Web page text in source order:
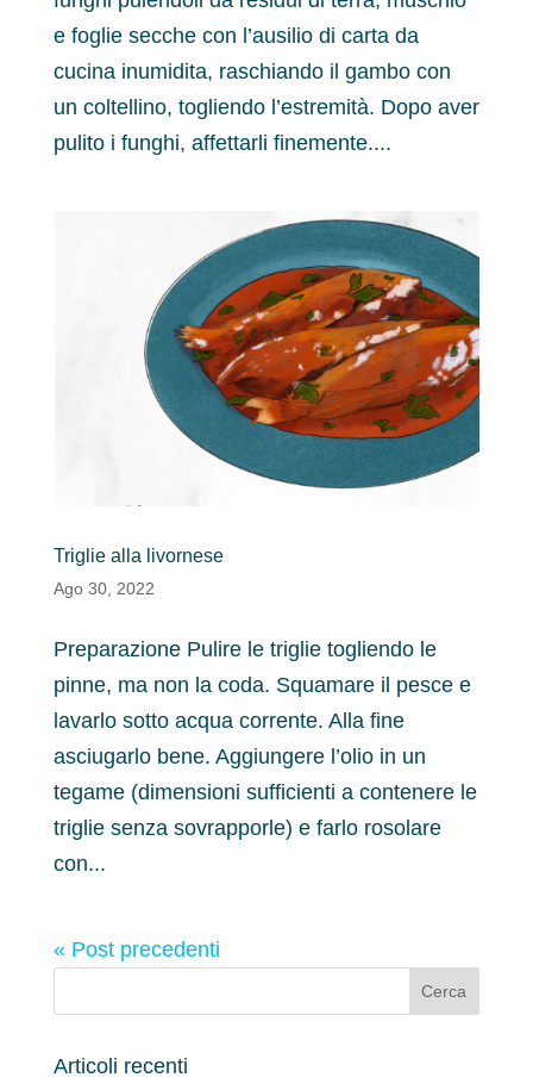
e foglie secche con l’ausilio di carta da
cucina inumidita, raschiando il gambo con
un coltellino, togliendo l’estremità. Dopo aver
pulito i funghi, affettarli finemente....
Triglie alla livornese
Ago 30, 2022
Preparazione Pulire le triglie togliendo le
pinne, ma non la coda. Squamare il pesce e
lavarlo sotto acqua corrente. Alla fine
asciugarlo bene. Aggiungere l’olio in un
tegame (dimensioni sufficienti a contenere le
triglie senza sovrapporle) e farlo rosolare
con...
« Post precedenti
Articoli recenti